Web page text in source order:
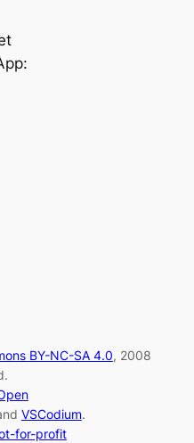
BY-NC-SA 4.0, 2008
VSCodium.
for-profit